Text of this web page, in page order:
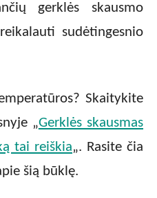
gerklės skausmo
sudėtingesnio
Skaitykite
„Gerklės skausmas
tai reiškia„. Rasite čia
šią būklę.